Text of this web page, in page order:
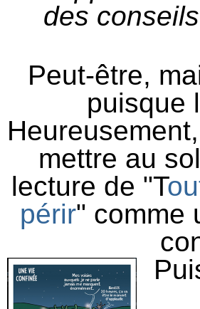
des
Peut-être,
puisque
mettre au
lecture de "T
périr" comme